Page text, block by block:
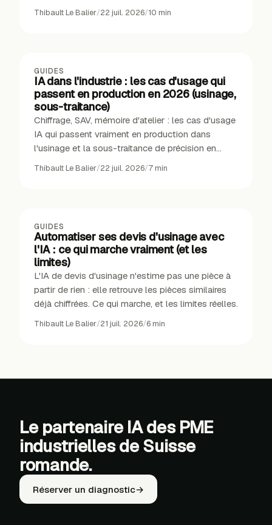
souveraineté, références.
Thibault Le Balier/22 juil. 2026/10 min
GUIDES
IA dans l'industrie : les cas d'usage qui
passent en production en 2026 (usinage,
sous-traitance)
Chiffrage, SAV, mémoire d'atelier : les cas d'usage
IA qui passent vraiment en production dans
l'usinage et la sous-traitance de précision en
Thibault Le Balier/22 juil. 2026/7min
GUIDES
Automatiser ses devis d'usinage avec
l'IA : ce qui marche vraiment (et les
limites)
L'IA de devis d'usinage n'estime pas une pièce à
partir de rien : elle retrouve les pièces similaires
déjà chiffrées. Ce qui marche, et les limites réelles.
Thibault Le Balier/21 juil. 2026/6min
Le partenaire IA des PME
industrielles de Suisse
romande.
Réserver un diagnostic→